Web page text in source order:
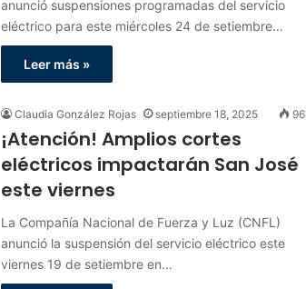
anunció suspensiones programadas del servicio
eléctrico para este miércoles 24 de setiembre…
Leer más »
Claudia González Rojas septiembre 18, 2025 96
¡Atención! Amplios cortes
eléctricos impactarán San José
este viernes
La Compañía Nacional de Fuerza y Luz (CNFL)
anunció la suspensión del servicio eléctrico este
viernes 19 de setiembre en…